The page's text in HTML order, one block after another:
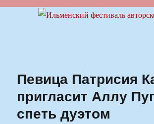
Ильменский фестиваль
Певица Патрисия
пригласит Аллу
спеть дуэтом